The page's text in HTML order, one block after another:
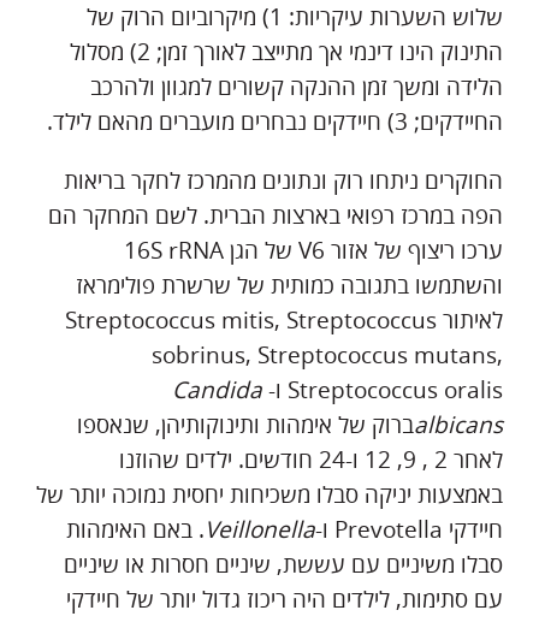
שלוש השערות עיקריות: 1) מיקרוביום הרוק של
התינוק הינו דינמי אך מתייצב לאורך זמן; 2) מסלול
הלידה ומשך זמן ההנקה קשורים למגוון ולהרכב
החיידקים; 3) חיידקים נבחרים מועברים מהאם לילד.
החוקרים ניתחו רוק ונתונים מהמרכז לחקר בריאות
הפה במרכז רפואי בארצות הברית. לשם המחקר הם
ערכו ריצוף של אזור V6 של הגן 16S rRNA
והשתמשו בתגובה כמותית של שרשרת פולימראז
לאיתור Streptococcus mitis, Streptococcus
sobrinus, Streptococcus mutans,
Streptococcus oralis ו-
Candida
albicansברוק של אימהות ותינוקותיהן, שנאספו
לאחר 2 , 9, 12 ו-24 חודשים. ילדים שהוזנו
באמצעות יניקה סבלו משכיחות יחסית נמוכה יותר של
חיידקי Prevotella ו-
Veillonella. באם האימהות
סבלו משיניים עם עששת, שיניים חסרות או שיניים
עם סתימות, לילדים היה ריכוז גדול יותר של חיידקי